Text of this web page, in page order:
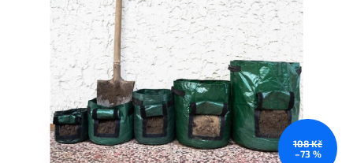
hvězdiček.
108 Kč
–73 %